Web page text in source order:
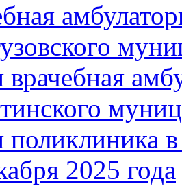
врачебная
поликлиника
2025 года